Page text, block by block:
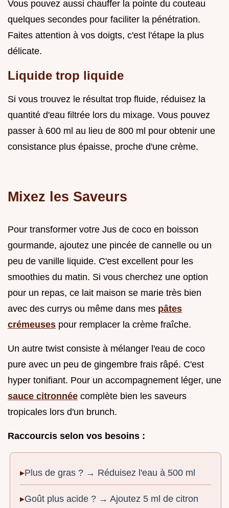
Vous pouvez aussi chauffer la pointe du couteau
quelques secondes pour faciliter la pénétration.
Faites attention à vos doigts, c'est l'étape la plus
délicate.
Liquide trop liquide
Si vous trouvez le résultat trop fluide, réduisez la
quantité d'eau filtrée lors du mixage. Vous pouvez
passer à 600 ml au lieu de 800 ml pour obtenir une
consistance plus épaisse, proche d'une crème.
Mixez les Saveurs
Pour transformer votre Jus de coco en boisson
gourmande, ajoutez une pincée de cannelle ou un
peu de vanille liquide. C'est excellent pour les
smoothies du matin. Si vous cherchez une option
pour un repas, ce lait maison se marie très bien
avec des currys ou même dans mes pâtes
crémeuses pour remplacer la crème fraîche.
Un autre twist consiste à mélanger l'eau de coco
pure avec un peu de gingembre frais râpé. C'est
hyper tonifiant. Pour un accompagnement léger, une
sauce citronnée complète bien les saveurs
tropicales lors d'un brunch.
Raccourcis selon vos besoins :
Plus de gras ? → Réduisez l'eau à 500 ml
Goût plus acide ? → Ajoutez 5 ml de citron